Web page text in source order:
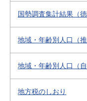
国勢調査集計結果（徳
地域・年齢別人口（
地域・年齢別人口（
地方税のしおり